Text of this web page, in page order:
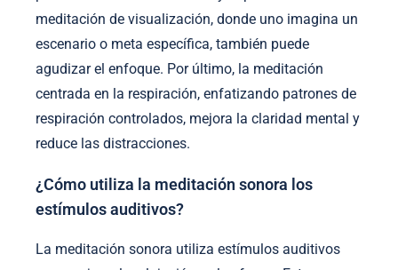
meditación de visualización, donde uno imagina un
escenario o meta específica, también puede
agudizar el enfoque. Por último, la meditación
centrada en la respiración, enfatizando patrones de
respiración controlados, mejora la claridad mental y
reduce las distracciones.
¿Cómo utiliza la meditación sonora los
estímulos auditivos?
La meditación sonora utiliza estímulos auditivos